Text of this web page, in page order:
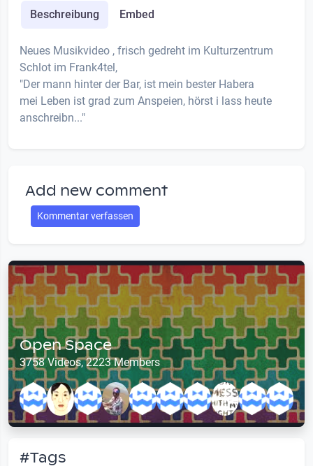
Beschreibung Embed
Neues Musikvideo , frisch gedreht im Kulturzentrum
Schlot im Frank4tel,
"Der mann hinter der Bar, ist mein bester Habera
mei Leben ist grad zum Anspeien, hörst i lass heute
anschreibn..."
Add new comment
Kommentar verfassen
Open Space
3758 Videos, 2223 Members
#Tags